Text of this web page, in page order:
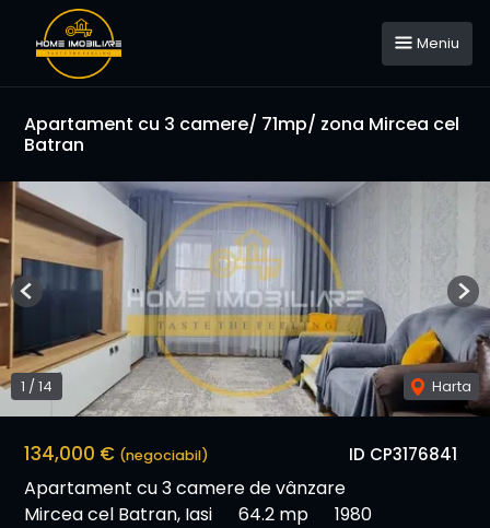
Meniu
Apartament cu 3 camere/ 71mp/ zona Mircea cel
Batran
ID CP3176841
134,000 € (negociabil)
Apartament cu 3 camere de vânzare
Mircea cel Batran, Iasi
64.2 mp 1980
1 /14 Harta
Previous